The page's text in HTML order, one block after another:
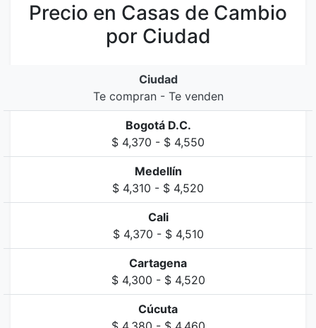
Precio en Casas de Cambio
por Ciudad
Ciudad
Te compran - Te venden
Bogotá D.C.
$ 4,370 - $ 4,550
Medellín
$ 4,310 - $ 4,520
Cali
$ 4,370 - $ 4,510
Cartagena
$ 4,300 - $ 4,520
Cúcuta